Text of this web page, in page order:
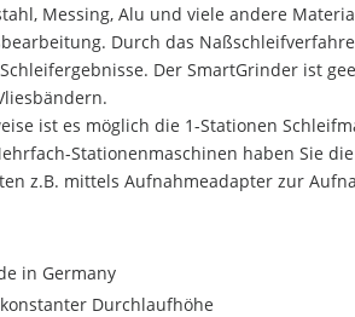
Messing, Alu und viele andere
Durch das
Der SmartGrinder ist
ist es möglich die 1-Stationen
Stationenmaschinen haben Sie
z.B. mittels Aufnahmeadapter zur
in Germany
Durchlaufhöhe